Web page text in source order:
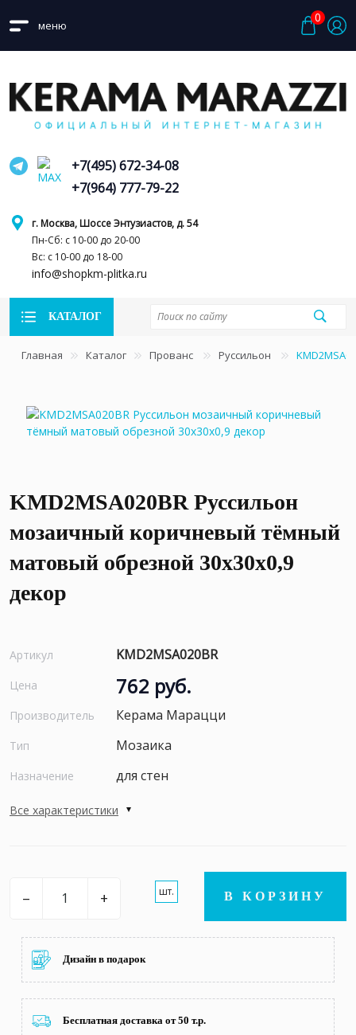
меню
0
г. Москва, Шоссе Энтузиастов, д. 54
Пн-Сб: с 10-00 до 20-00
Вс: с 10-00 до 18-00
info@shopkm-plitka.ru
+7(495) 672-34-08
+7(964) 777-79-22
КАТАЛОГ
Главная Каталог Прованс Руссильон
KMD2MSA020BR Руссильон
мозаичный коричневый тёмный
матовый обрезной 30x30x0,9
декор
Артикул KMD2MSA020BR
Цена 762 руб.
Производитель Керама Марацци
Тип Мозаика
Назначение для стен
Все характеристики
– + шт. В КОРЗИНУ
Дизайн в подарок
Бесплатная доставка от 50 т.р.